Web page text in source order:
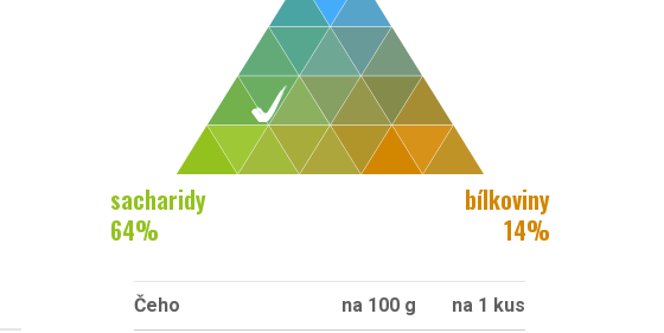
sacharidy
64%
bílkoviny
14%
Čeho na 100 g na 1 kus